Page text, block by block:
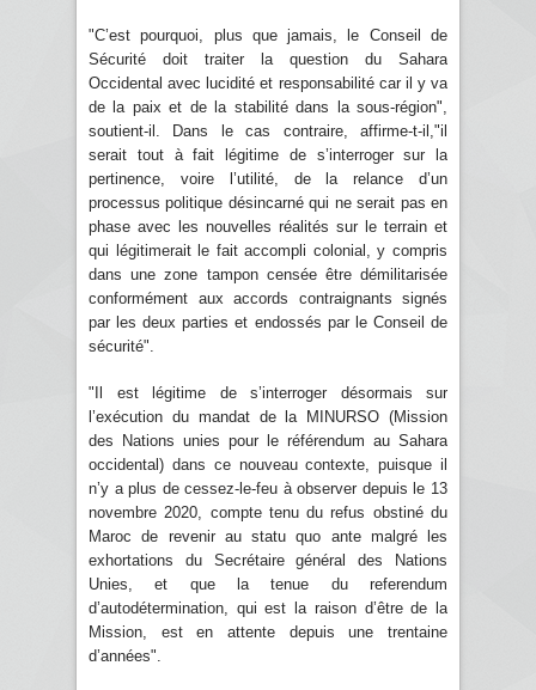
"C’est pourquoi, plus que jamais, le Conseil de
Sécurité doit traiter la question du Sahara
Occidental avec lucidité et responsabilité car il y va
de la paix et de la stabilité dans la sous-région",
soutient-il. Dans le cas contraire, affirme-t-il,"il
serait tout à fait légitime de s’interroger sur la
pertinence, voire l’utilité, de la relance d’un
processus politique désincarné qui ne serait pas en
phase avec les nouvelles réalités sur le terrain et
qui légitimerait le fait accompli colonial, y compris
dans une zone tampon censée être démilitarisée
conformément aux accords contraignants signés
par les deux parties et endossés par le Conseil de
sécurité".
"Il est légitime de s’interroger désormais sur
l’exécution du mandat de la MINURSO (Mission
des Nations unies pour le référendum au Sahara
occidental) dans ce nouveau contexte, puisque il
n’y a plus de cessez-le-feu à observer depuis le 13
novembre 2020, compte tenu du refus obstiné du
Maroc de revenir au statu quo ante malgré les
exhortations du Secrétaire général des Nations
Unies, et que la tenue du referendum
d’autodétermination, qui est la raison d’être de la
Mission, est en attente depuis une trentaine
d’années".